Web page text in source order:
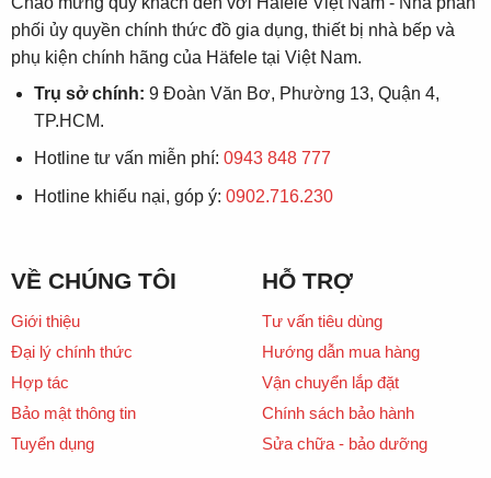
phối ủy quyền chính thức đồ gia dụng, thiết bị nhà bếp và
phụ kiện chính hãng của Häfele tại Việt Nam.
Trụ sở chính: 9 Đoàn Văn Bơ, Phường 13, Quận 4,
TP.HCM.
Hotline tư vấn miễn phí: 0943 848 777
Hotline khiếu nại, góp ý: 0902.716.230
VỀ CHÚNG TÔI
Giới thiệu
Đại lý chính thức
Hợp tác
Bảo mật thông tin
Tuyển dụng
HỖ TRỢ
Tư vấn tiêu dùng
Hướng dẫn mua hàng
Vận chuyển lắp đặt
Chính sách bảo hành
Sửa chữa - bảo dưỡng